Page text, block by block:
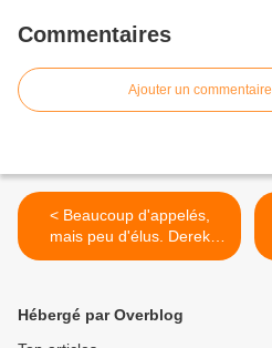
Commentaires
Ajouter un commentaire
< Beaucoup d'appelés,
mais peu d'élus. Derek
Prince
Hébergé par Overblog